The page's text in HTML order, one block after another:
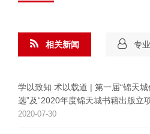
相关新闻
学以致知 术以载道 | 第一届“锦天
选”及“2020年度锦天城书籍出版立
2020-07-30
专